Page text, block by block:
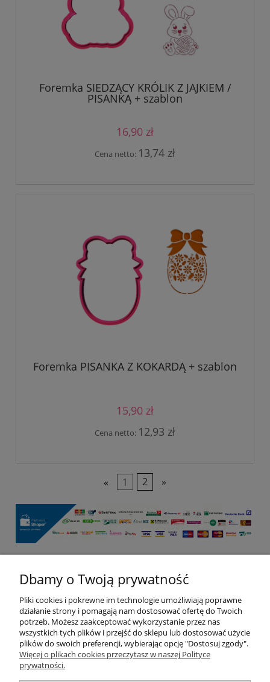
Foremka SIEDZĄCY KRÓLIK Z JAJKIEM /
PISANKĄ + szablon
16,90 zł
Cena netto: 13,74 zł
Foremka PISANKA Z KOKARDĄ + szablon
15,90 zł
Cena netto: 12,93 zł
« 1 2 »
Pomoc
Moje konto
Płatności i dostawa
Dbamy o Twoją prywatność
Pliki cookies i pokrewne im technologie umożliwiają poprawne
działanie strony i pomagają nam dostosować ofertę do Twoich
potrzeb. Możesz zaakceptować wykorzystanie przez nas
wszystkich tych plików i przejść do sklepu lub dostosować użycie
plików do swoich preferencji, wybierając opcję "Dostosuj zgody".
Więcej o plikach cookies przeczytasz w naszej Polityce
prywatności.